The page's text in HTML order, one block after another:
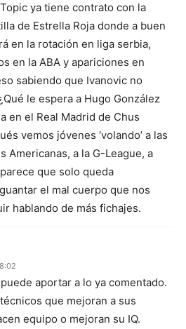
ya tiene contrato con la
de Estrella Roja donde a buen
en la rotación en liga serbia,
en la ABA y apariciones en
sabiendo que Ivanovic no
le espera a Hugo González
en el Real Madrid de Chus
vemos jóvenes ‘volando’ a las
Americanas, a la G-League, a
que solo queda
el mal cuerpo que nos
hablando de más fichajes.
aportar a lo ya comentado.
que mejoran a sus
equipo o mejoran su IQ.